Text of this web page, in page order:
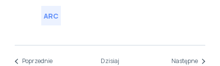
ARC
PoprzednieWydarzenia Dzisiaj Następne